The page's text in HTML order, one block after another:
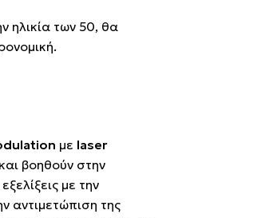
ηλικία των 50, θα
με laser
βοηθούν στην
με την
αντιμετώπιση της